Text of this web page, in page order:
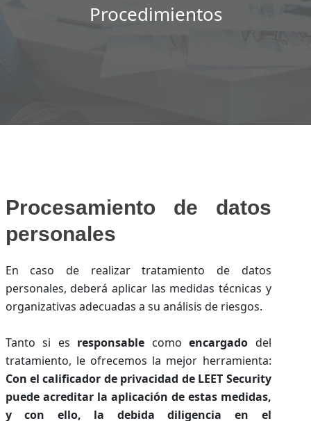
Procedimientos
Procesamiento de datos
personales
En caso de realizar tratamiento de datos
personales, deberá aplicar las medidas técnicas y
organizativas adecuadas a su análisis de riesgos.
Tanto si es responsable como encargado del
tratamiento, le ofrecemos la mejor herramienta:
Con el calificador de privacidad de LEET Security
puede acreditar la aplicación de estas medidas,
y con ello, la debida diligencia en el